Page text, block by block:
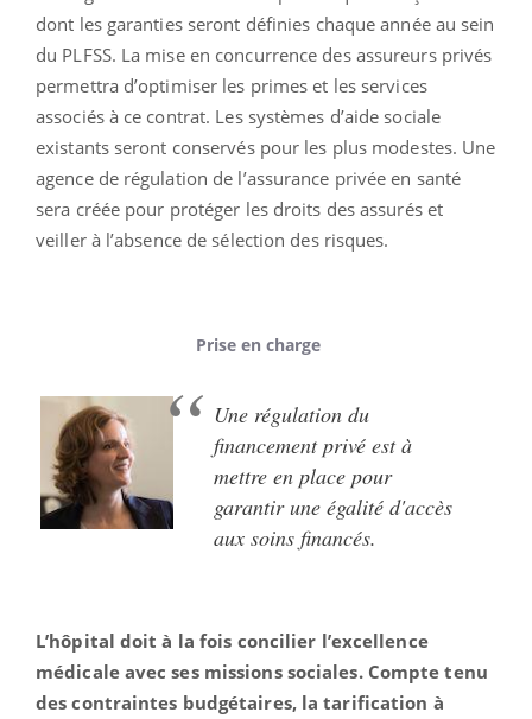
dont les garanties seront définies chaque année au sein
du PLFSS. La mise en concurrence des assureurs privés
permettra d’optimiser les primes et les services
associés à ce contrat. Les systèmes d’aide sociale
existants seront conservés pour les plus modestes. Une
agence de régulation de l’assurance privée en santé
sera créée pour protéger les droits des assurés et
veiller à l’absence de sélection des risques.
Prise en charge
Une régulation du
financement privé est à
mettre en place pour
garantir une égalité d'accès
aux soins financés.
L’hôpital doit à la fois concilier l’excellence
médicale avec ses missions sociales. Compte tenu
des contraintes budgétaires, la tarification à